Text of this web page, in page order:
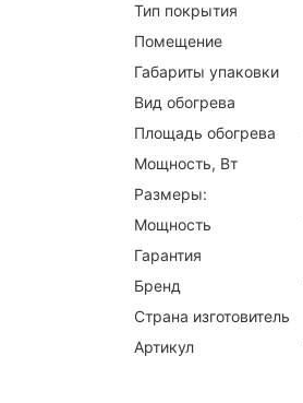
Тип покрытия
Помещение
Габариты упаковки
Вид обогрева
Площадь обогрева
Мощность, Вт
Размеры:
Мощность
Гарантия
Бренд
Страна изготовитель
Артикул